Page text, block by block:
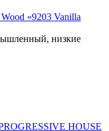
«9203 Vanilla
низкие